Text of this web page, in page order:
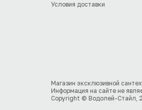
Условия доставки
Магазин эксклюзивной
Информация на сайте не
Copyright © Водолей-Стайл,